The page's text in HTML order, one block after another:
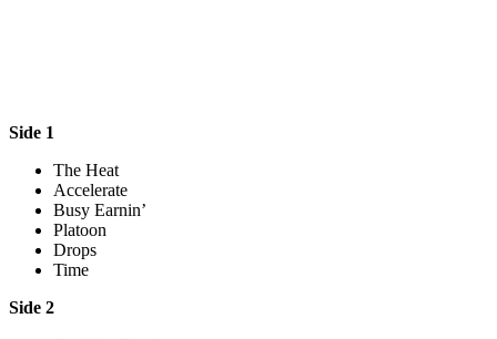
Side 1
The Heat
Accelerate
Busy Earnin’
Platoon
Drops
Time
Side 2